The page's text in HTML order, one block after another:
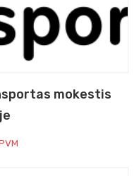
mokestis